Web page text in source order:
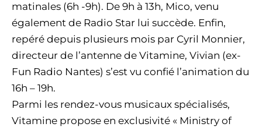
matinales (6h -9h). De 9h à 13h, Mico, venu
également de Radio Star lui succède. Enfin,
repéré depuis plusieurs mois par Cyril Monnier,
directeur de l’antenne de Vitamine, Vivian (ex-
Fun Radio Nantes) s’est vu confié l’animation du
16h – 19h.
Parmi les rendez-vous musicaux spécialisés,
Vitamine propose en exclusivité « Ministry of